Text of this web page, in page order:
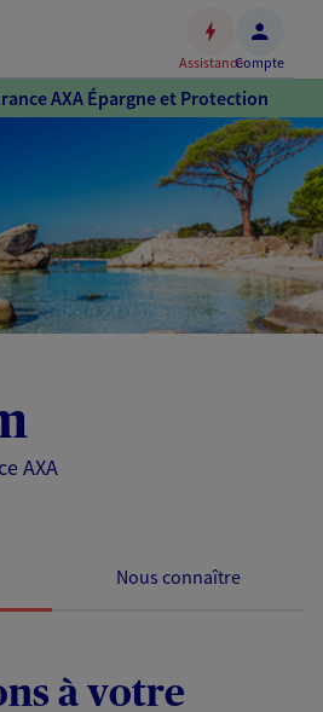
Accéder
au
au
pied
de
page
AssistanceCompte
AXA Épargne et Protection
AXA
Nous connaître
à votre